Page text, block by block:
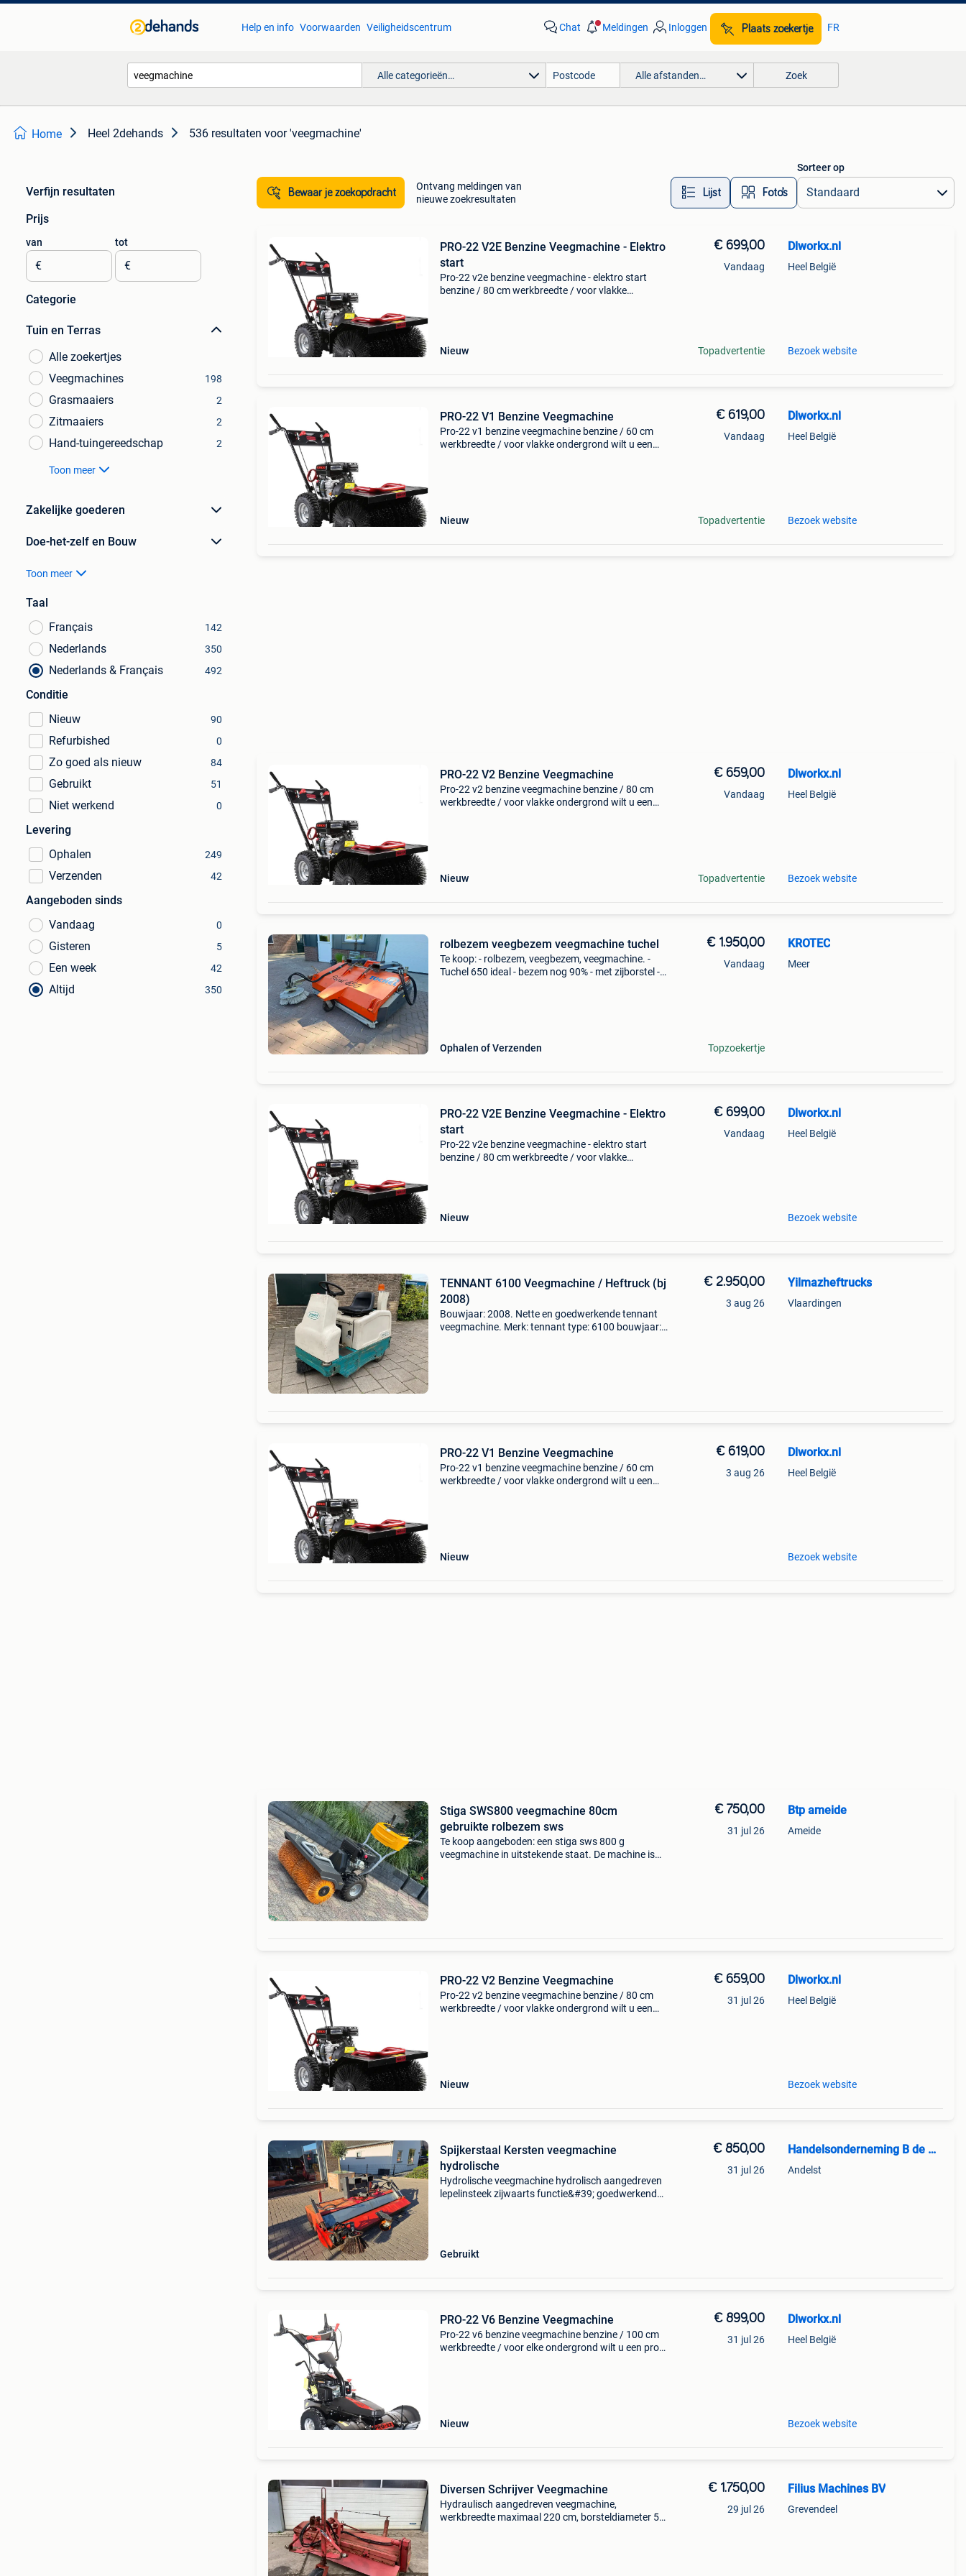
Help en info Voorwaarden Veiligheidscentrum Chat Meldingen Inloggen Plaats zoekertje FR
Alle categorieën… Alle afstanden… Zoek
Home Heel 2dehands 536 resultaten voor 'veegmachine'
Verfijn resultaten
Prijs
van
€
tot
€
Categorie
Tuin en Terras
Alle zoekertjes
Veegmachines
198
Grasmaaiers 2
Zitmaaiers 2
Hand-tuingereedschap 2
Toon meer
Zakelijke goederen
Doe-het-zelf en Bouw
Toon meer
Taal
Français
142
Nederlands 350
Nederlands & Français 492
Conditie
Nieuw
90
Refurbished 0
Zo goed als nieuw 84
Gebruikt 51
Niet werkend 0
Levering
Ophalen
249
Verzenden 42
Aangeboden sinds
Vandaag
0
Gisteren 5
Een week 42
Altijd 350
Bewaar je zoekopdracht
Ontvang meldingen van
nieuwe zoekresultaten
Lijst Foto’s
Sorteer op
PRO-22 V2E Benzine Veegmachine - Elektro
start
Pro-22 v2e benzine veegmachine - elektro start
benzine / 80 cm werkbreedte / voor vlakke
Nieuw
€ 699,00
Vandaag
Topadvertentie
Dlworkx.nl
Heel België
Bezoek website
PRO-22 V1 Benzine Veegmachine
Pro-22 v1 benzine veegmachine benzine / 60 cm
werkbreedte / voor vlakke ondergrond wilt u een
Nieuw
€ 619,00
Vandaag
Topadvertentie
Dlworkx.nl
Heel België
Bezoek website
PRO-22 V2 Benzine Veegmachine
Pro-22 v2 benzine veegmachine benzine / 80 cm
werkbreedte / voor vlakke ondergrond wilt u een
Nieuw
€ 659,00
Vandaag
Topadvertentie
Dlworkx.nl
Heel België
Bezoek website
rolbezem veegbezem veegmachine tuchel
Te koop: - rolbezem, veegbezem, veegmachine. -
Tuchel 650 ideal - bezem nog 90% - met zijborstel -
Ophalen of Verzenden
€ 1.950,00
Vandaag
Topzoekertje
KROTEC
Meer
PRO-22 V2E Benzine Veegmachine - Elektro
start
Pro-22 v2e benzine veegmachine - elektro start
benzine / 80 cm werkbreedte / voor vlakke
Nieuw
€ 699,00
Vandaag
Dlworkx.nl
Heel België
Bezoek website
TENNANT 6100 Veegmachine / Heftruck (bj
2008)
Bouwjaar: 2008. Nette en goedwerkende tennant
veegmachine. Merk: tennant type: 6100 bouwjaar:
€ 2.950,00
3 aug 26
Yilmazheftrucks
Vlaardingen
PRO-22 V1 Benzine Veegmachine
Pro-22 v1 benzine veegmachine benzine / 60 cm
werkbreedte / voor vlakke ondergrond wilt u een
Nieuw
€ 619,00
3 aug 26
Dlworkx.nl
Heel België
Bezoek website
Stiga SWS800 veegmachine 80cm
gebruikte rolbezem sws
Te koop aangeboden: een stiga sws 800 g
veegmachine in uitstekende staat. De machine is
€ 750,00
31 jul 26
Btp ameide
Ameide
PRO-22 V2 Benzine Veegmachine
Pro-22 v2 benzine veegmachine benzine / 80 cm
werkbreedte / voor vlakke ondergrond wilt u een
Nieuw
€ 659,00
31 jul 26
Dlworkx.nl
Heel België
Bezoek website
Spijkerstaal Kersten veegmachine
hydrolische
Hydrolische veegmachine hydrolisch aangedreven
lepelinsteek zijwaarts functie&#39; goedwerkende
Gebruikt
€ 850,00
31 jul 26
Handelsonderneming B de wilde
Andelst
PRO-22 V6 Benzine Veegmachine
Pro-22 v6 benzine veegmachine benzine / 100 cm
werkbreedte / voor elke ondergrond wilt u een pro-
Nieuw
€ 899,00
31 jul 26
Dlworkx.nl
Heel België
Bezoek website
Diversen Schrijver Veegmachine
Hydraulisch aangedreven veegmachine,
werkbreedte maximaal 220 cm, borsteldiameter 50
€ 1.750,00
29 jul 26
Filius Machines BV
Grevendeel